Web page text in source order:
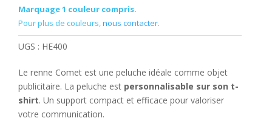
Marquage 1 couleur compris.
Pour plus de couleurs,nous contacter.
UGS : HE400
Le renne Comet est une peluche idéale comme objet
publicitaire. La peluche est personnalisable sur son t-
shirt. Un support compact et efficace pour valoriser
votre communication.